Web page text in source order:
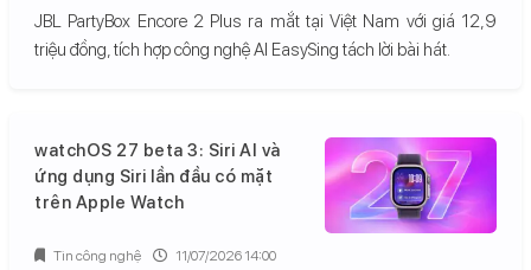
JBL PartyBox Encore 2 Plus ra mắt tại Việt Nam với giá 12,9
triệu đồng, tích hợp công nghệ AI EasySing tách lời bài hát.
watchOS 27 beta 3: Siri AI và
ứng dụng Siri lần đầu có mặt
trên Apple Watch
Tin công nghệ 11/07/2026 14:00